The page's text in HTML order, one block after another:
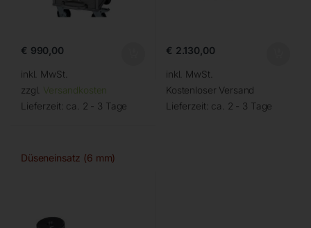
€ 990,00
inkl. MwSt.
zzgl. Versandkosten
Lieferzeit: ca. 2 - 3 Tage
€ 2.130,00
inkl. MwSt.
Kostenloser Versand
Lieferzeit: ca. 2 - 3 Tage
Düseneinsatz (6 mm)